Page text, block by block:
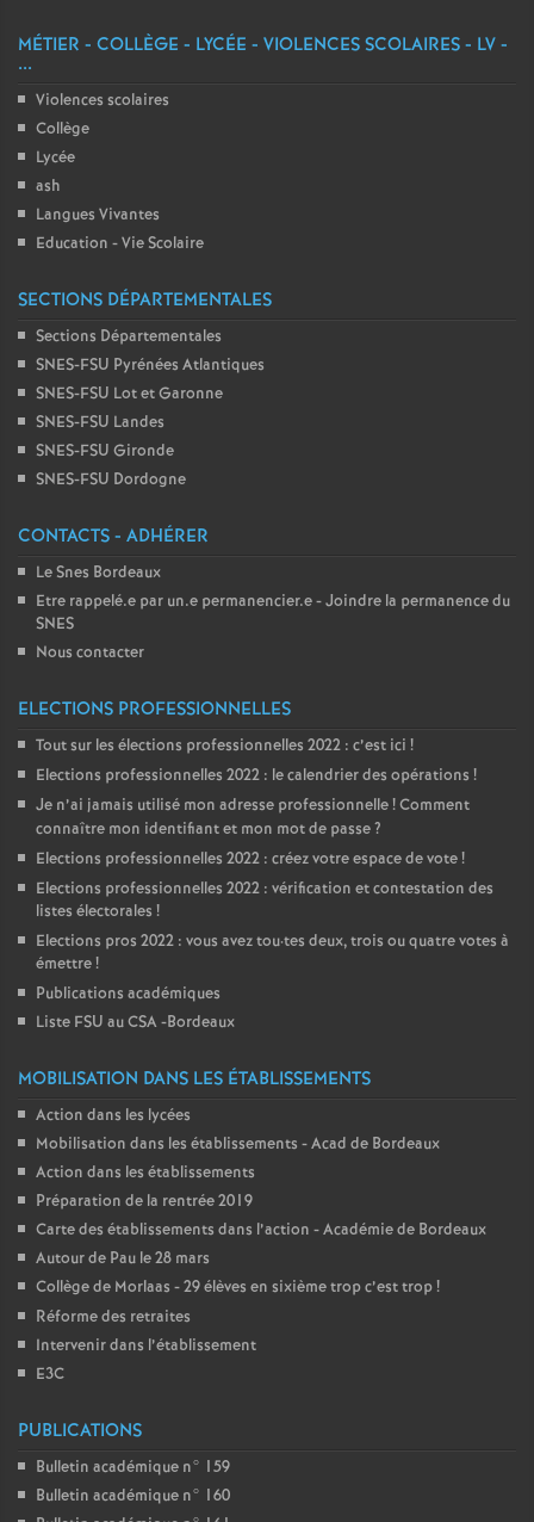
MÉTIER - COLLÈGE - LYCÉE - VIOLENCES SCOLAIRES - LV -
...
Violences scolaires
Collège
Lycée
ash
Langues Vivantes
Education - Vie Scolaire
SECTIONS DÉPARTEMENTALES
Sections Départementales
SNES-FSU Pyrénées Atlantiques
SNES-FSU Lot et Garonne
SNES-FSU Landes
SNES-FSU Gironde
SNES-FSU Dordogne
CONTACTS - ADHÉRER
Le Snes Bordeaux
Etre rappelé.e par un.e permanencier.e - Joindre la permanence du
SNES
Nous contacter
ELECTIONS PROFESSIONNELLES
Tout sur les élections professionnelles 2022 : c’est ici !
Elections professionnelles 2022 : le calendrier des opérations !
Je n’ai jamais utilisé mon adresse professionnelle! Comment
connaître mon identifiant et mon mot de passe?
Elections professionnelles 2022 : créez votre espace de vote!
Elections professionnelles 2022 : vérification et contestation des
listes électorales !
Elections pros 2022 : vous avez tou·tes deux, trois ou quatre votes à
émettre!
Publications académiques
Liste FSU au CSA -Bordeaux
MOBILISATION DANS LES ÉTABLISSEMENTS
Action dans les lycées
Mobilisation dans les établissements - Acad de Bordeaux
Action dans les établissements
Préparation de la rentrée 2019
Carte des établissements dans l’action - Académie de Bordeaux
Autour de Pau le 28 mars
Collège de Morlaas - 29 élèves en sixième trop c’est trop!
Réforme des retraites
Intervenir dans l’établissement
E3C
PUBLICATIONS
Bulletin académique n° 159
Bulletin académique n° 160